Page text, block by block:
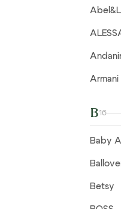
Armani
B16
Baby A
Betsy